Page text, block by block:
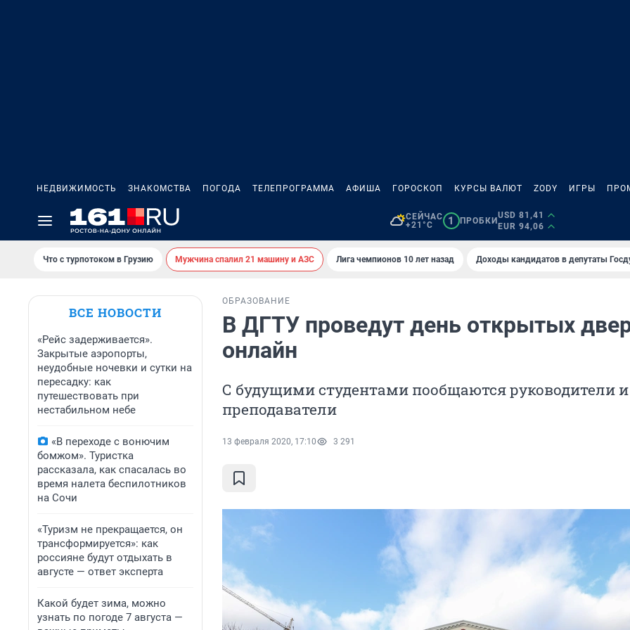
НЕДВИЖИМОСТЬ ЗНАКОМСТВА ПОГОДА ТЕЛЕПРОГРАММА АФИША ГОРОСКОП КУРСЫ ВАЛЮТ ZODY ИГРЫ
СЕЙЧАС
+21°C
1 ПРОБКИ
USD 81,41
EUR 94,06
Что с турпотоком в Грузию Мужчина спалил 21 машину и АЗС Лига чемпионов 10 лет назад Доходы кандидатов в депутаты
ВСЕ НОВОСТИ
«Рейс задерживается».
Закрытые аэропорты,
неудобные ночевки и сутки на
пересадку: как
путешествовать при
нестабильном небе
«В переходе с вонючим
бомжом». Туристка
рассказала, как спасалась во
время налета беспилотников
на Сочи
«Туризм не прекращается, он
трансформируется»: как
россияне будут отдыхать в
августе — ответ эксперта
Какой будет зима, можно
узнать по погоде 7 августа —
ОБРАЗОВАНИЕ
В ДГТУ проведут день открытых
онлайн
С будущими студентами пообщаются руководители и
преподаватели
13 февраля 2020, 17:10 3 291